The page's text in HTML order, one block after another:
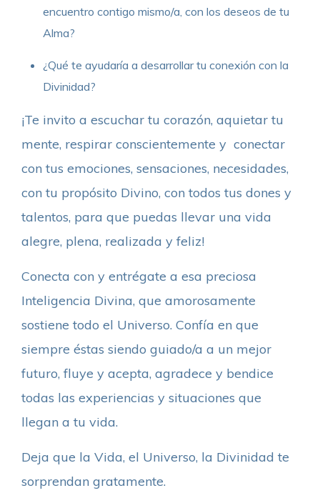
encuentro contigo mismo/a, con los deseos de tu
Alma?
¿Qué te ayudaría a desarrollar tu conexión con la
Divinidad?
¡Te invito a escuchar tu corazón, aquietar tu
mente, respirar conscientemente y conectar
con tus emociones, sensaciones, necesidades,
con tu propósito Divino, con todos tus dones y
talentos, para que puedas llevar una vida
alegre, plena, realizada y feliz!
Conecta con y entrégate a esa preciosa
Inteligencia Divina, que amorosamente
sostiene todo el Universo. Confía en que
siempre éstas siendo guiado/a a un mejor
futuro, fluye y acepta, agradece y bendice
todas las experiencias y situaciones que
llegan a tu vida.
Deja que la Vida, el Universo, la Divinidad te
sorprendan gratamente.